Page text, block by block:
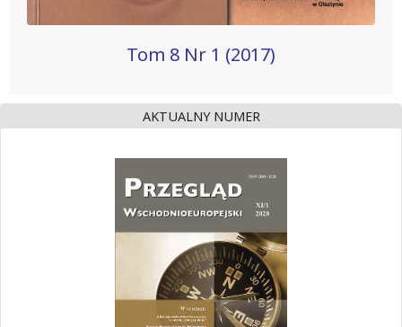
Tom 8 Nr 1 (2017)
AKTUALNY NUMER